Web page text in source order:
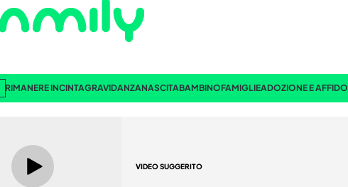
RIMANERE INCINTAGRAVIDANZANASCITABAMBINOFAMIGLIEADOZIONE E AFFIDO
VIDEO SUGGERITO